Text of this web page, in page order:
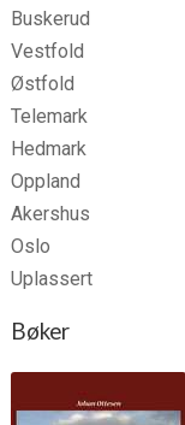
Buskerud
Vestfold
Østfold
Telemark
Hedmark
Oppland
Akershus
Oslo
Uplassert
Bøker